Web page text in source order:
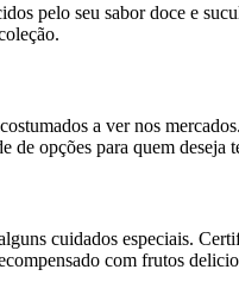
pelo seu sabor doce e
a ver nos
de opções para quem deseja
cuidados especiais.
com frutos